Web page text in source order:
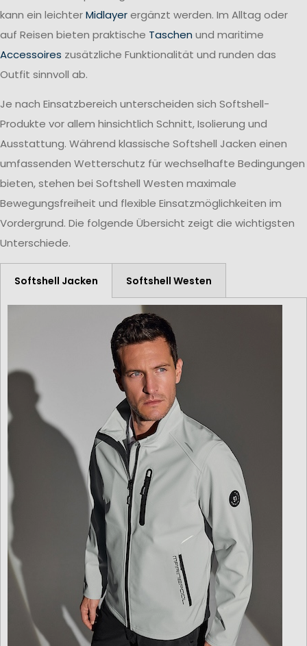
kann ein leichterMidlayerergänzt werden. Im Alltag oder
auf Reisen bieten praktische Taschen und maritime
Accessoires zusätzliche Funktionalität und runden das
Outfit sinnvoll ab.
Je nach Einsatzbereich unterscheiden sich Softshell-
Produkte vor allem hinsichtlich Schnitt, Isolierung und
Ausstattung. Während klassische Softshell Jacken einen
umfassenden Wetterschutz für wechselhafte Bedingungen
bieten, stehen bei Softshell Westen maximale
Bewegungsfreiheit und flexible Einsatzmöglichkeiten im
Vordergrund. Die folgende Übersicht zeigt die wichtigsten
Unterschiede.
Softshell Jacken Softshell Westen